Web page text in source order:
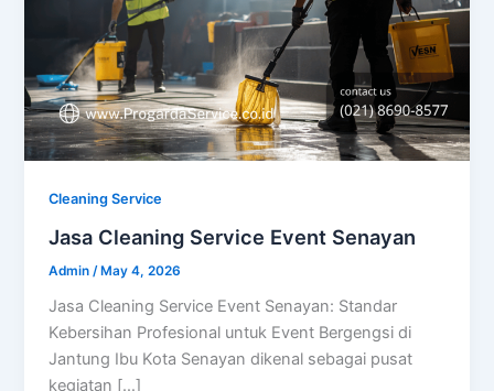
Cleaning Service
Jasa Cleaning Service Event Senayan
Admin /May 4, 2026
Jasa Cleaning Service Event Senayan: Standar
Kebersihan Profesional untuk Event Bergengsi di
Jantung Ibu Kota Senayan dikenal sebagai pusat
kegiatan […]